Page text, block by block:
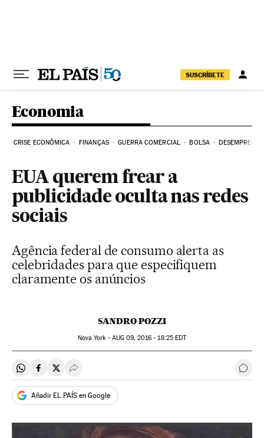
SUSCRÍBETE
Economia
CRISE ECONÔMICA FINANÇAS GUERRA COMERCIAL BOLSA DESEMPREGO
EUA querem frear a
publicidade oculta nas redes
sociais
Agência federal de consumo alerta as
celebridades para que especifiquem
claramente os anúncios
SANDRO POZZI
Nova York - AUG 09, 2016 - 18:25EDT
Compartir en Whatsapp
Compartir en Facebook
Compartir en Twitter
Desplegar Redes Sociales
Añadir EL PAÍS en Google